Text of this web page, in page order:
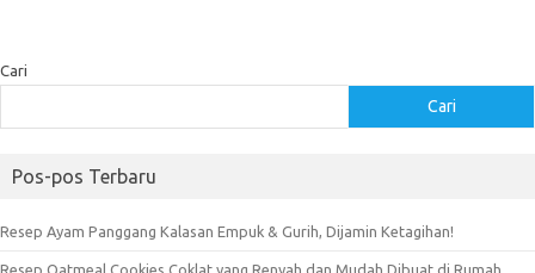
Cari
Cari
Pos-pos Terbaru
Resep Ayam Panggang Kalasan Empuk & Gurih, Dijamin Ketagihan!
Resep Oatmeal Cookies Coklat yang Renyah dan Mudah Dibuat di Rumah